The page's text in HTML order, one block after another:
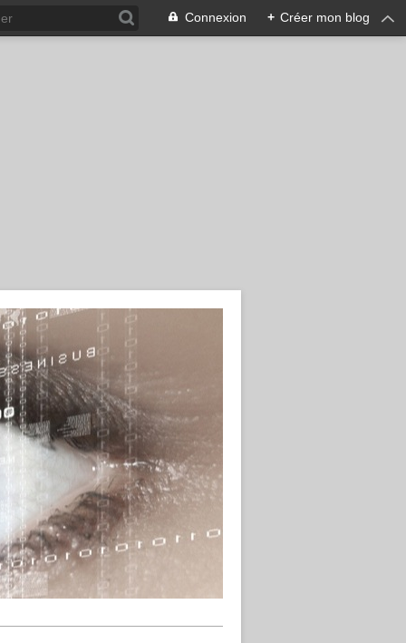
Connexion + Créer mon blog